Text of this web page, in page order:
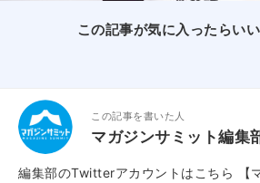
この記事が気に入ったらい
この記事を書いた人
マガジンサミット編集
編集部のTwitterアカウントはこちら
【